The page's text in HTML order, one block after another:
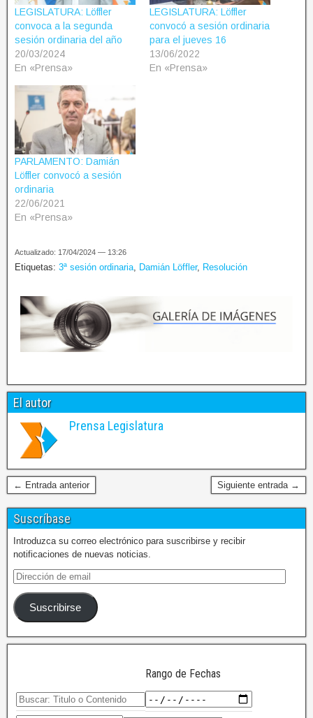
LEGISLATURA: Löffler
convoca a la segunda
sesión ordinaria del año
20/03/2024
En «Prensa»
LEGISLATURA: Löffler
convocó a sesión ordinaria
para el jueves 16
13/06/2022
En «Prensa»
PARLAMENTO: Damián
Löffler convocó a sesión
ordinaria
22/06/2021
En «Prensa»
Actualizado: 17/04/2024 — 13:26
Etiquetas: 3ª sesión ordinaria Damián Löffler, Resolución
El autor
Prensa Legislatura
← Entrada anterior Siguiente entrada →
Suscríbase
Introduzca su correo electrónico para suscribirse y recibir
notificaciones de nuevas noticias.
Suscribirse
Rango de Fechas